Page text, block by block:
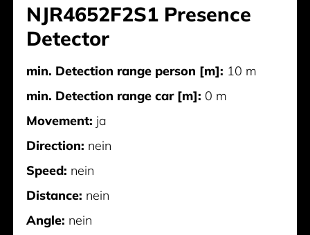
NJR4652F2S1 Presence
Detector
min. Detection range person [m]: 10 m
min. Detection range car [m]: 0 m
Movement: ja
Direction: nein
Speed: nein
Distance: nein
Angle: nein